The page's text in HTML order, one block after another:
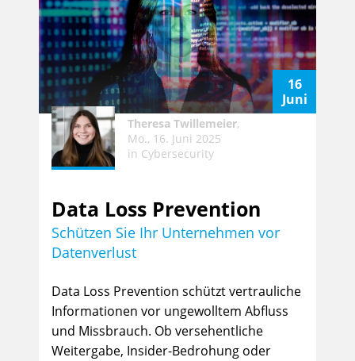
16
Juni
Theresa Twillemeier,
Mo., 16. Juni 2025
in Cybersecurity
Data Loss Prevention
Schützen Sie Ihr Unternehmen vor
Datenverlust
Data Loss Prevention schützt vertrauliche
Informationen vor ungewolltem Abfluss
und Missbrauch. Ob versehentliche
Weitergabe, Insider-Bedrohung oder